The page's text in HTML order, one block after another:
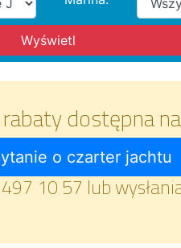
dostępna
10 57 lub